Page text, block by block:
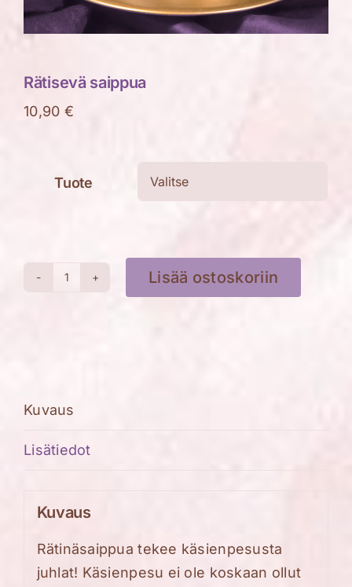
Rätisevä saippua
10,90 €
Tuote
Lisää ostoskoriin
Kuvaus
Lisätiedot
Kuvaus
Rätinäsaippua tekee käsienpesusta
juhlat! Käsienpesu ei ole koskaan ollut